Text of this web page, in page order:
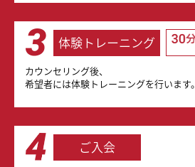
体験トレーニング
カウンセリング後、
希望者には体験トレーニングを行います。
ご入会